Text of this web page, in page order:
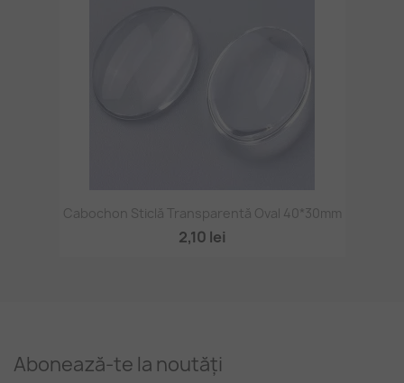
Cabochon Sticlă Transparentă Oval 40*30mm
2,10 lei
Abonează-te la noutăți